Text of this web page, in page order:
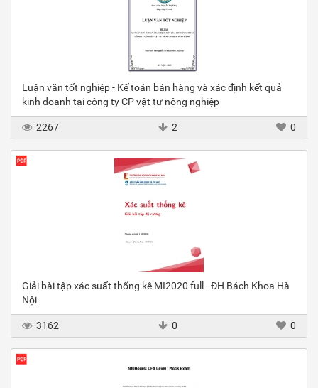
Luận văn tốt nghiệp - Kế toán bán hàng và xác định kết quả
kinh doanh tại công ty CP vật tư nông nghiệp
2267 2 0
Giải bài tập xác suất thống kê MI2020 full - ĐH Bách Khoa Hà
Nội
3162 0 0